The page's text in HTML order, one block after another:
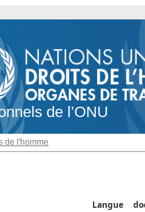
de l’ONU
de l'homme
Langue